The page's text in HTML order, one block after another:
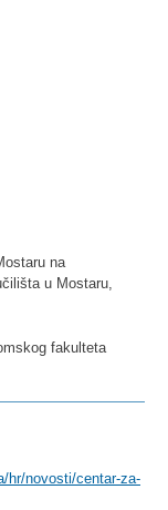
na
u Mostaru,
fakulteta
hr/novosti/centar-za-